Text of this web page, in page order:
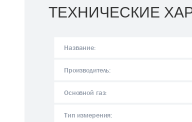
ТЕХНИЧЕСКИЕ
Название:
Производитель:
Основной газ:
Тип измерения: